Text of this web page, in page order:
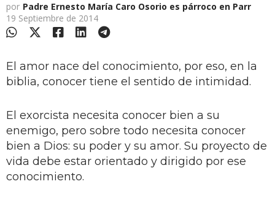
por Padre Ernesto María Caro Osorio es párroco en Parr
19 Septiembre de 2014
El amor nace del conocimiento, por eso, en la
biblia, conocer tiene el sentido de intimidad.
El exorcista necesita conocer bien a su
enemigo, pero sobre todo necesita conocer
bien a Dios: su poder y su amor. Su proyecto de
vida debe estar orientado y dirigido por ese
conocimiento.